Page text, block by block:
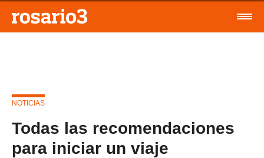
NOTICIAS
Todas las recomendaciones
para iniciar un viaje